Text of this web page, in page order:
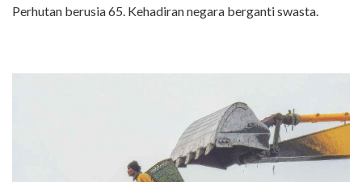
Perhutan berusia 65. Kehadiran negara berganti swasta.